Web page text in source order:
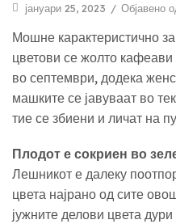
јануари 25, 2023 / Објавено
Мошне карактеристично
цветови се жолто кафеави
во септември, додека
машките се јавуваат во
тие се збиени и личат на
Плодот е сокриен во
Лешникот е далеку
цвета најрано од сите
јужните делови цвета